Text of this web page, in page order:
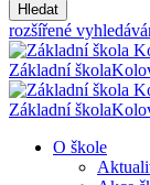
Hledat
rozšířené
Základní škola
Základní škola
O škole